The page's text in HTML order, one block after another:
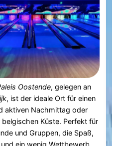
Oostende, gelegen an
, ist der ideale Ort für einen
aktiven Nachmittag oder
Küste. Perfekt für
und Gruppen, die Spaß,
ein wenig Wettbewerb